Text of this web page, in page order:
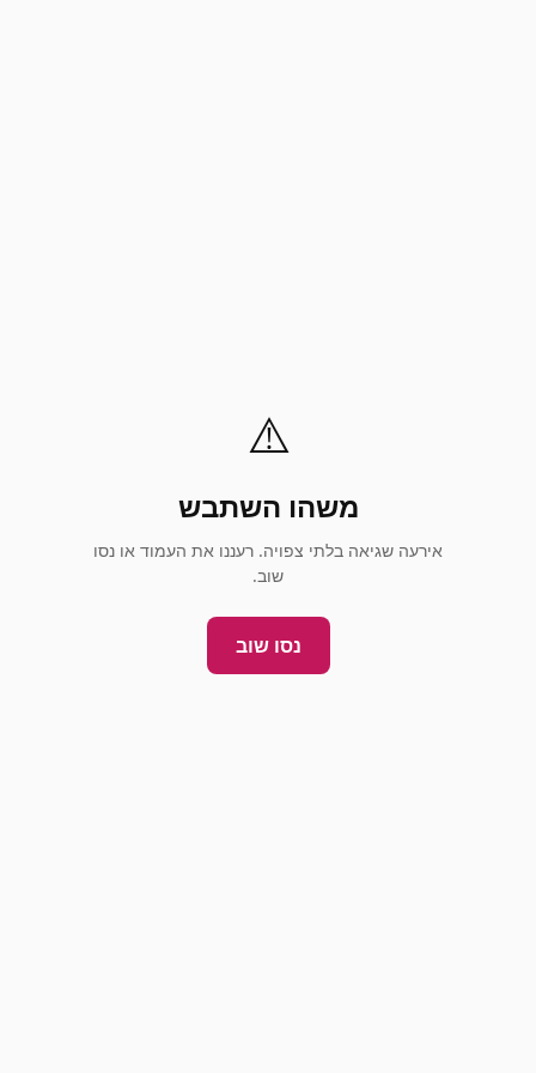
⚠️
משהו השתבש
אירעה שגיאה בלתי צפויה. רעננו את העמוד או נסו
שוב.
נסו שוב